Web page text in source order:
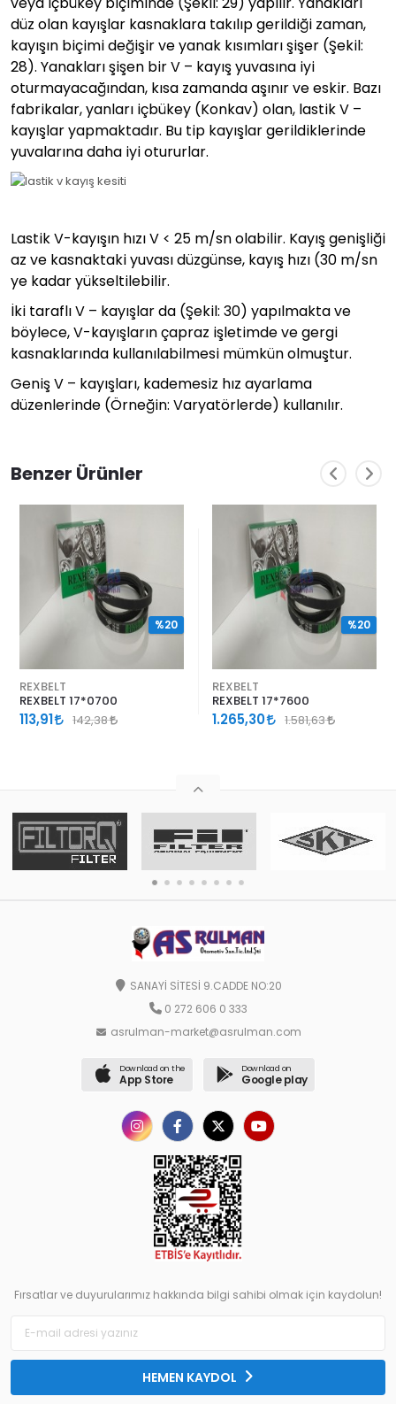
düz olan kayışlar kasnaklara takılıp gerildiği zaman,
kayışın biçimi değişir ve yanak kısımları şişer (Şekil:
28). Yanakları şişen bir V – kayış yuvasına iyi
oturmayacağından, kısa zamanda aşınır ve eskir. Bazı
fabrikalar, yanları içbükey (Konkav) olan, lastik V –
kayışlar yapmaktadır. Bu tip kayışlar gerildiklerinde
yuvalarına daha iyi otururlar.
Lastik V-kayışın hızı V < 25 m/sn olabilir. Kayış genişliği
az ve kasnaktaki yuvası düzgünse, kayış hızı (30 m/sn
ye kadar yükseltilebilir.
İki taraflı V – kayışlar da (Şekil: 30) yapılmakta ve
böylece, V-kayışların çapraz işletimde ve gergi
kasnaklarında kullanılabilmesi mümkün olmuştur.
Geniş V – kayışları, kademesiz hız ayarlama
düzenlerinde (Örneğin: Varyatörlerde) kullanılır.
Benzer Ürünler
REXBELT
REXBELT 17*0700
113,91 142,38
%20
REXBELT
REXBELT 17*7600
1.265,30 1.581,63
%20
SANAYİ SİTESİ 9.CADDE NO:20
0 272 606 0 333
asrulman-market@asrulman.com
Download on the
App Store
Download on
Google play
Fırsatlar ve duyurularımız hakkında bilgi sahibi olmak için kaydolun!
HEMEN KAYDOL